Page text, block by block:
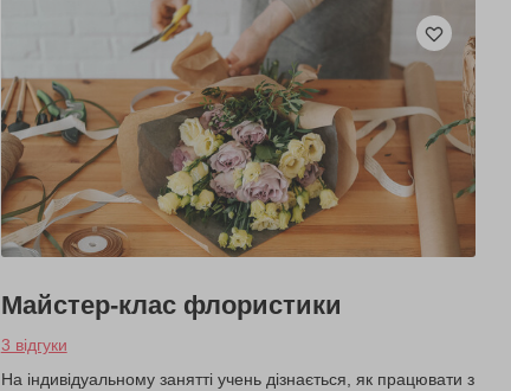
Майстер-клас флористики
3 відгуки
На індивідуальному занятті учень дізнається, як працювати з